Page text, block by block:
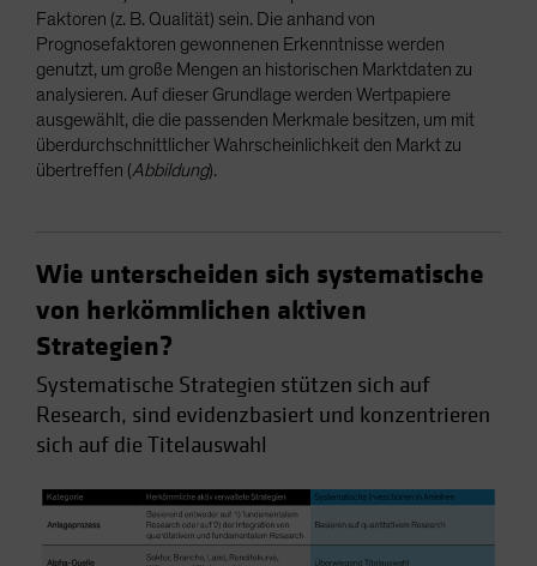
Faktoren (z. B. Qualität) sein. Die anhand von
Prognosefaktoren gewonnenen Erkenntnisse werden
genutzt, um große Mengen an historischen Marktdaten zu
analysieren. Auf dieser Grundlage werden Wertpapiere
ausgewählt, die die passenden Merkmale besitzen, um mit
überdurchschnittlicher Wahrscheinlichkeit den Markt zu
übertreffen (Abbildung).
Wie unterscheiden sich systematische
von herkömmlichen aktiven
Strategien?
Systematische Strategien stützen sich auf
Research, sind evidenzbasiert und konzentrieren
sich auf die Titelauswahl